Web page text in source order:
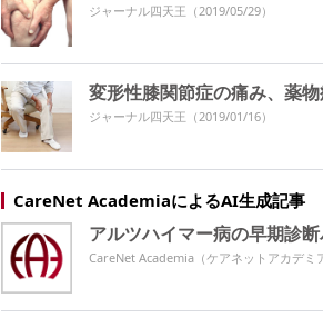
ジャーナル四天王 （2019/05/29）
変形性膝関節症の痛み、薬
ジャーナル四天王 （2019/01/16）
CareNet AcademiaによるAI生成記事
アルツハイマー病の早期診
CareNet Academia（ケアネットアカデミ